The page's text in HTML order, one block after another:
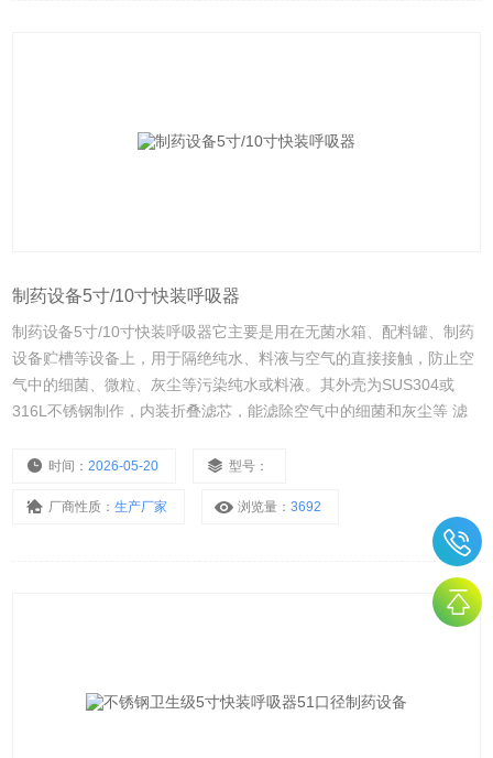
制药设备5寸/10寸快装呼吸器
制药设备5寸/10寸快装呼吸器它主要是用在无菌水箱、配料罐、制药
设备贮槽等设备上，用于隔绝纯水、料液与空气的直接接触，防止空
气中的细菌、微粒、灰尘等污染纯水或料液。其外壳为SUS304或
316L不锈钢制作，内装折叠滤芯，能滤除空气中的细菌和灰尘等 滤
化妆品、化学工业的辅助服务中，呼吸器有着广泛的应用。
时间：2026-05-20 型号：
厂商性质：生产厂家 浏览量：3692